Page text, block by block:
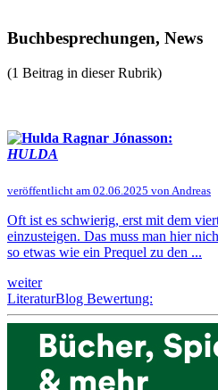
Buchbesprechungen, News
(1 Beitrag in dieser Rubrik)
Ragnar Jónasson:
HULDA
veröffentlicht am 02.06.2025 von Andreas
Oft ist es schwierig, erst mit dem
einzusteigen. Das muss man hier
so etwas wie ein Prequel zu den ...
weiter
LiteraturBlog Bewertung: